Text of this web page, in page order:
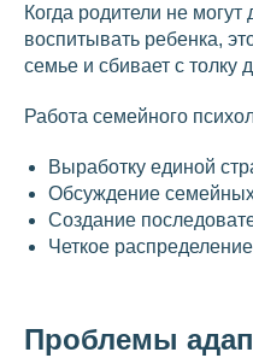
Когда родители не могут
воспитывать ребенка,
семье и сбивает с толку
Работа семейного
Выработку единой
Обсуждение
Создание
Четкое
Проблемы